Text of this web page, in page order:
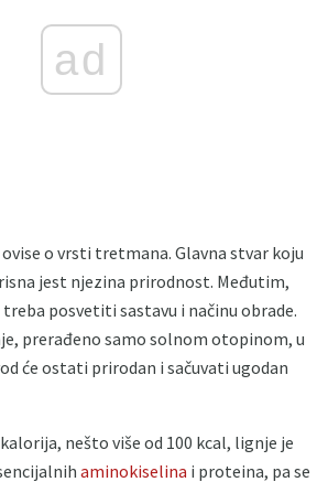
ad
o vrsti tretmana. Glavna stvar koju
jest njezina prirodnost. Međutim,
posvetiti sastavu i načinu obrade.
prerađeno samo solnom otopinom, u
će ostati prirodan i sačuvati ugodan
nešto više od 100 kcal, lignje je
aminokiselina i proteina, pa se